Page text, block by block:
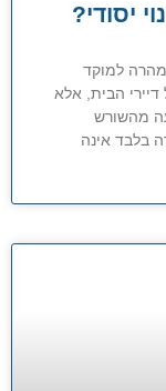
יסודי?
למוקד
הבית, אלא
מהשורש
בלבד אינה